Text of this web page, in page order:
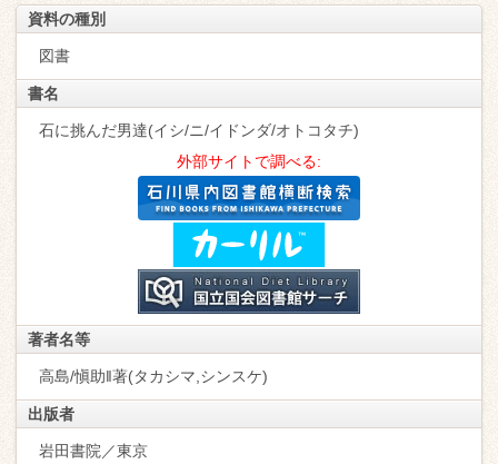
資料の種別
図書
書名
石に挑んだ男達(イシ/ニ/イドンダ/オトコタチ)
外部サイトで調べる:
著者名等
高島/愼助‖著(タカシマ,シンスケ)
出版者
岩田書院／東京